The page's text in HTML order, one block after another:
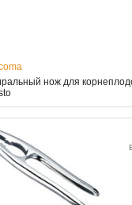
нож для